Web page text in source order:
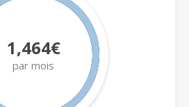
1,464€
par mois